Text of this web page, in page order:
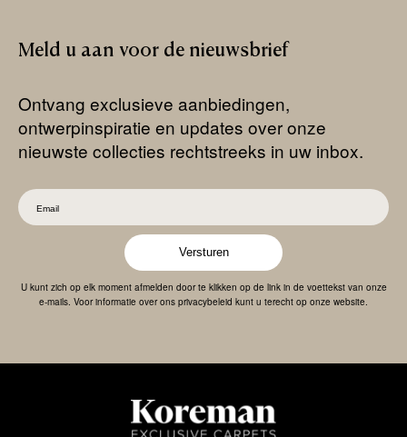
Meld u aan voor de nieuwsbrief
Ontvang exclusieve aanbiedingen,
ontwerpinspiratie en updates over onze
nieuwste collecties rechtstreeks in uw inbox.
Versturen
U kunt zich op elk moment afmelden door te klikken op de link in de voettekst van onze
e-mails. Voor informatie over ons privacybeleid kunt u terecht op onze website.